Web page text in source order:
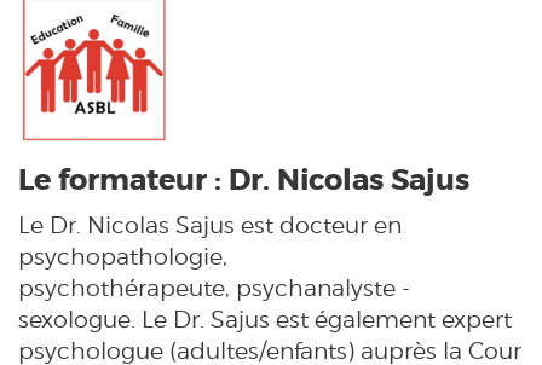
Le formateur : Dr. Nicolas Sajus
Le Dr. Nicolas Sajus est docteur en
psychopathologie,
psychothérapeute, psychanalyste -
sexologue. Le Dr. Sajus est également expert
psychologue (adultes/enfants) auprès la Cour